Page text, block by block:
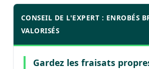
CONSEIL DE L'EXPERT : ENROBÉS
VALORISÉS
Gardez les fraisats